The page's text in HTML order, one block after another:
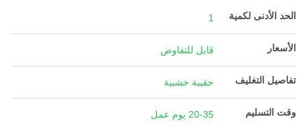
الحد الأدنى لكمية 1
الأسعار قابل للتفاوض
تفاصيل التغليف حقيبة خشبية
وقت التسليم 20-35 يوم عمل